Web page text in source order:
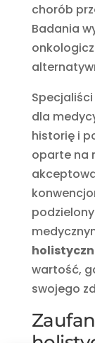
chorób
Badania
dla
historię i
oparte na
wartość,
swojego